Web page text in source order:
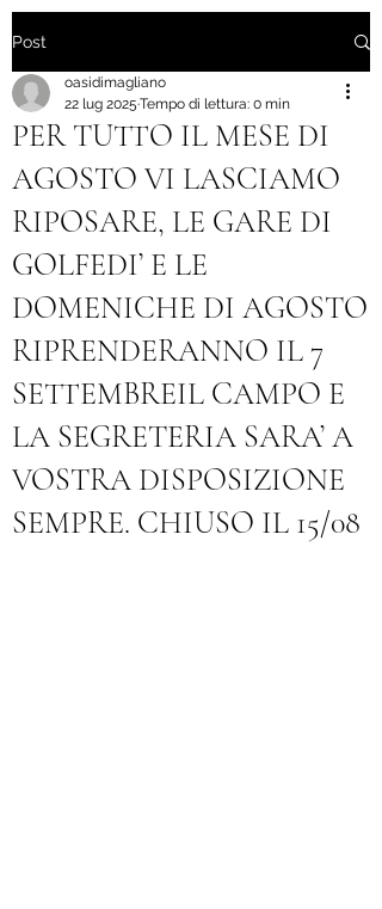
Post
PER TUTTO IL MESE DI
AGOSTO VI LASCIAMO
RIPOSARE, LE GARE DI
GOLFEDI’ E LE
DOMENICHE DI AGOSTO
RIPRENDERANNO IL 7
SETTEMBREIL CAMPO E
LA SEGRETERIA SARA’ A
VOSTRA DISPOSIZIONE
SEMPRE. CHIUSO IL 15/08
oasidimagliano
22 lug 2025 Tempo di lettura: 0 min